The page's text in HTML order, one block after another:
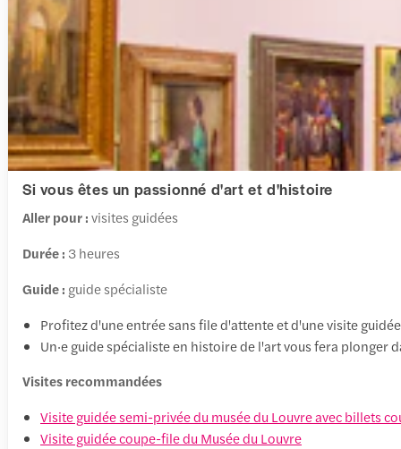
Si vous êtes un passionné d'art et d'histoire
Aller pour :visites guidées
Durée : 3 heures
Guide : guide spécialiste
Profitez d'une entrée sans file d'attente et d'une visite
Un·e guide spécialiste en histoire de l'art vous fera
Visites recommandées
Visite guidée semi-privée du musée du Louvre avec billets
Visite guidée coupe-file du Musée du Louvre